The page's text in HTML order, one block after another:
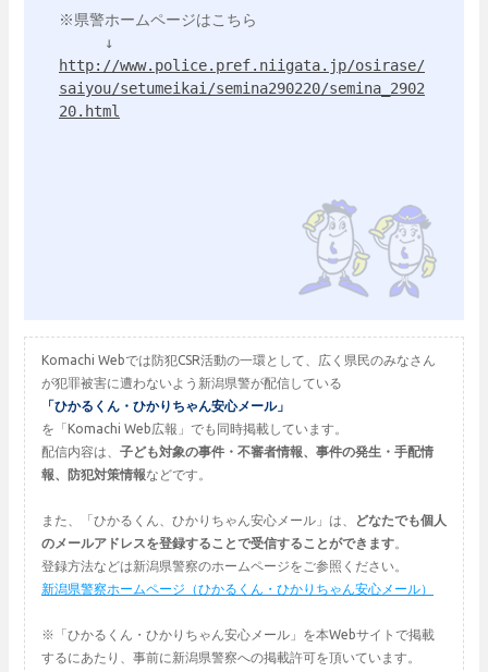
※県警ホームページはこちら
http://www.police.pref.niigata.jp/osirase/
saiyou/setumeikai/semina290220/semina_2902
20.html
Komachi Webでは防犯CSR活動の一環として、広く県民のみなさん
が犯罪被害に遭わないよう新潟県警が配信している
「ひかるくん・ひかりちゃん安心メール」
を「Komachi Web広報」でも同時掲載しています。
配信内容は、 子ども対象の事件・不審者情報、事件の発生・手配情
報、防犯対策情報などです。
また、「ひかるくん、ひかりちゃん安心メール」は、
どなたでも個人
のメールアドレスを登録することで受信することができます。
登録方法などは新潟県警察のホームページをご参照ください。
新潟県警察ホームページ（ひかるくん・ひかりちゃん安心メール）
※「ひかるくん・ひかりちゃん安心メール」を本Webサイトで掲載
するにあたり、事前に新潟県警察への掲載許可を頂いています。